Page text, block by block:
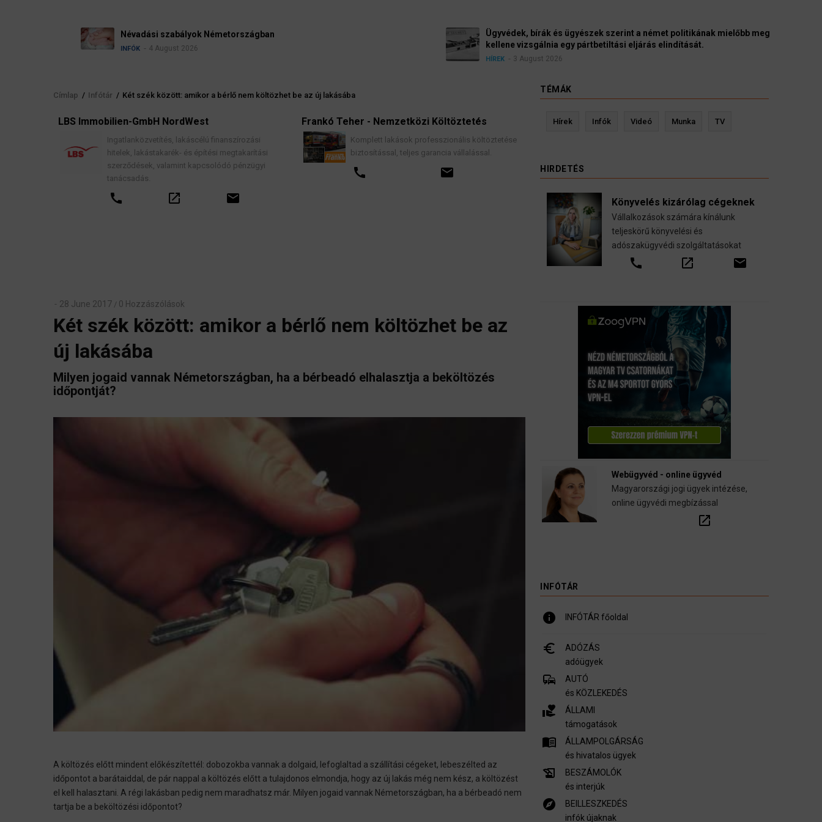
Névadási szabályok Németországban
INFÓK 4 August 2026
Ügyvédek, bírák és ügyészek szerint a német politikának mielőbb meg
kellene vizsgálnia egy pártbetiltási eljárás elindítását.
HÍREK 3 August 2026
Morzsa
Címlap / Infótár / Két szék között: amikor a bérlő nem költözhet be az új lakásába
LBS Immobilien-GmbH NordWest
Ingatlanközvetítés, lakáscélú finanszírozási
hitelek, lakástakarék- és építési megtakarítási
szerződések, valamint kapcsolódó pénzügyi
tanácsadás.
call open_in_new email
Frankó Teher - Nemzetközi Költöztetés
Komplett lakások professzionális költöztetése
biztosítással, teljes garancia vállalással.
call email
Kevin Ressler biztosítási szakértő
28 June 2017 / 0 Hozzászólások
Két szék között: amikor a bérlő nem költözhet be az
új lakásába
Milyen jogaid vannak Németországban, ha a bérbeadó elhalasztja a beköltözés
időpontját?
A költözés előtt mindent előkészítettél: dobozokba vannak a dolgaid, lefoglaltad a szállítási cégeket, lebeszélted az
időpontot a barátaiddal, de pár nappal a költözés előtt a tulajdonos elmondja, hogy az új lakás még nem kész, a költözést
el kell halasztani. A régi lakásban pedig nem maradhatsz már. Milyen jogaid vannak Németországban, ha a bérbeadó nem
tartja be a beköltözési időpontot?
TÉMÁK
Hírek Infók Videó Munka TV
HIRDETÉS
Könyvelés kizárólag cégeknek
Vállalkozások számára kínálunk
teljeskörű könyvelési és
adószakügyvédi szolgáltatásokat
call open_in_new email
Webügyvéd - online ügyvéd
Magyarországi jogi ügyek intézése,
online ügyvédi megbízással
open_in_new
INFÓTÁR
info INFÓTÁR főoldal
euro_symbol
ADÓZÁS
adóügyek
commute
AUTÓ
és KÖZLEKEDÉS
volunteer_activism
ÁLLAMI
támogatások
menu_book
ÁLLAMPOLGÁRSÁG
és hivatalos ügyek
history_edu
BESZÁMOLÓK
és interjúk
explore
BEILLESZKEDÉS
infók újaknak